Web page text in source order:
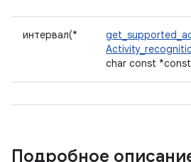
интервал(*
char const
Подробное